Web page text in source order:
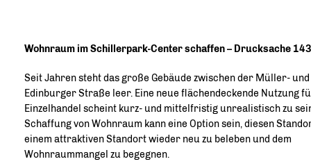
Wohnraum im Schillerpark-Center schaffen – Drucksache
Seit Jahren steht das große Gebäude zwischen der Müller- und
Edinburger Straße leer. Eine neue flächendeckende Nutzung
Einzelhandel scheint kurz- und mittelfristig unrealistisch zu
Schaffung von Wohnraum kann eine Option sein, diesen
einem attraktiven Standort wieder neu zu beleben und dem
Wohnraummangel zu begegnen.